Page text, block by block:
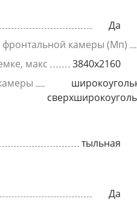
Да
фронтальной камеры (Мп)
макс
3840x2160
тыльная
Да